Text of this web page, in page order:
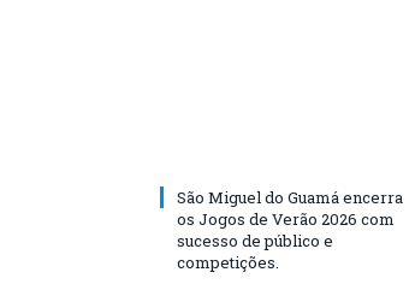
São Miguel do Guamá encerra
os Jogos de Verão 2026 com
sucesso de público e
competições.